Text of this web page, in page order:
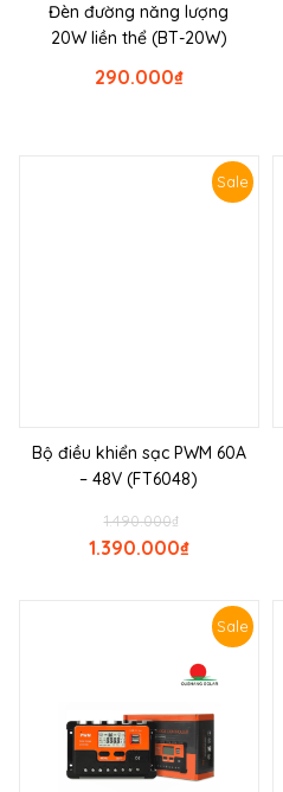
Đèn đường năng lượng
20W liền thể (BT-20W)
₫
290.000
Sale
Bộ điều khiển sạc PWM 60A
– 48V (FT6048)
₫
1.490.000
₫
1.390.000
Sale